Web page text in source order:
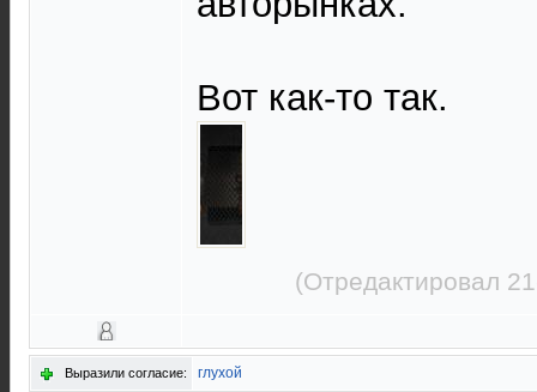
Вот как-то так.
(Отредактировал
Выразили согласие: глухой